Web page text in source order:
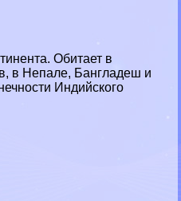
Обитает в
в Непале, Бангладеш и
Индийского